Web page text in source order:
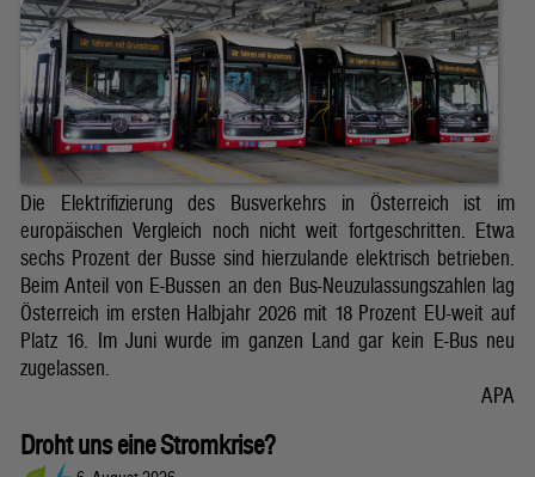
Die Elektrifizierung des Busverkehrs in Österreich ist im
europäischen Vergleich noch nicht weit fortgeschritten. Etwa
sechs Prozent der Busse sind hierzulande elektrisch betrieben.
Beim Anteil von E-Bussen an den Bus-Neuzulassungszahlen lag
Österreich im ersten Halbjahr 2026 mit 18 Prozent EU-weit auf
Platz 16. Im Juni wurde im ganzen Land gar kein E-Bus neu
zugelassen.
APA
Droht uns eine Stromkrise?